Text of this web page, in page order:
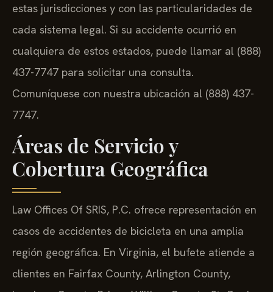
estas jurisdicciones y con las particularidades de
cada sistema legal. Si su accidente ocurrió en
cualquiera de estos estados, puede llamar al (888)
437-7747 para solicitar una consulta.
Comuníquese con nuestra ubicación al (888) 437-
7747.
Áreas de Servicio y
Cobertura Geográfica
Law Offices Of SRIS, P.C. ofrece representación en
casos de accidentes de bicicleta en una amplia
región geográfica. En Virginia, el bufete atiende a
clientes en Fairfax County, Arlington County,